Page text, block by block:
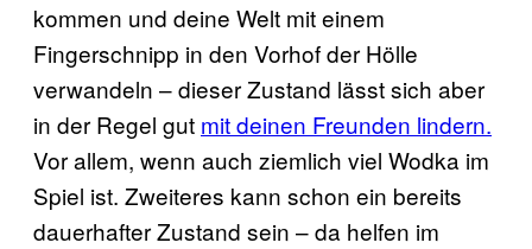
kommen und deine Welt mit einem
Fingerschnipp in den Vorhof der Hölle
verwandeln – dieser Zustand lässt sich aber
in der Regel gut mit deinen Freunden lindern.
Vor allem, wenn auch ziemlich viel Wodka im
Spiel ist. Zweiteres kann schon ein bereits
dauerhafter Zustand sein – da helfen im